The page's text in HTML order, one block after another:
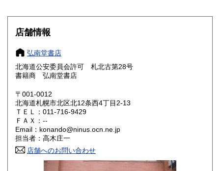
大阪府
奈良県
鳥取県 430円 島根県
岡山県
山口県 430円
香川県 愛媛県
高知県 430円
店舗情報
弘南堂書店
北海道公安委員会許可 札北古第28号
書籍商 弘南堂書店
〒001-0012
北海道札幌市北区北12条西4丁目2-13
ＴＥＬ：011-716-9429
ＦＡＸ：--
Email：konando@ninus.ocn.ne.jp
担当者：高木庄一
店舗へのお問い合わせ